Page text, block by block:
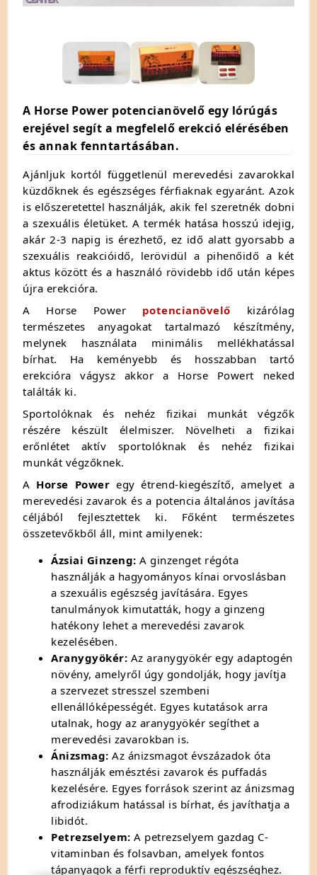
A Horse Power potencianövelő egy lórúgás
erejével segít a megfelelő erekció elérésében
és annak fenntartásában.
Ajánljuk kortól függetlenül merevedési zavarokkal
küzdőknek és egészséges férfiaknak egyaránt. Azok
is előszeretettel használják, akik fel szeretnék dobni
a szexuális életüket. A termék hatása hosszú idejig,
akár 2-3 napig is érezhető, ez idő alatt gyorsabb a
szexuális reakcióidő, lerövidül a pihenőidő a két
aktus között és a használó rövidebb idő után képes
újra erekcióra.
A Horse Power potencianövelő kizárólag
természetes anyagokat tartalmazó készítmény,
melynek használata minimális mellékhatással
bírhat. Ha keményebb és hosszabban tartó
erekcióra vágysz akkor a Horse Powert neked
találták ki.
Sportolóknak és nehéz fizikai munkát végzők
részére készült élelmiszer. Növelheti a fizikai
erőnlétet aktív sportolóknak és nehéz fizikai
munkát végzőknek.
A Horse Power egy étrend-kiegészítő, amelyet a
merevedési zavarok és a potencia általános javítása
céljából fejlesztettek ki. Főként természetes
összetevőkből áll, mint amilyenek:
Ázsiai Ginzeng: A ginzenget régóta
használják a hagyományos kínai orvoslásban
a szexuális egészség javítására. Egyes
tanulmányok kimutatták, hogy a ginzeng
hatékony lehet a merevedési zavarok
kezelésében.
Aranygyökér: Az aranygyökér egy adaptogén
növény, amelyről úgy gondolják, hogy javítja
a szervezet stresszel szembeni
ellenállóképességét. Egyes kutatások arra
utalnak, hogy az aranygyökér segíthet a
merevedési zavarokban is.
Ánizsmag: Az ánizsmagot évszázadok óta
használják emésztési zavarok és puffadás
kezelésére. Egyes források szerint az ánizsmag
afrodiziákum hatással is bírhat, és javíthatja a
libidót.
Petrezselyem: A petrezselyem gazdag C-
vitaminban és folsavban, amelyek fontos
tápanyagok a férfi reproduktív egészséghez.